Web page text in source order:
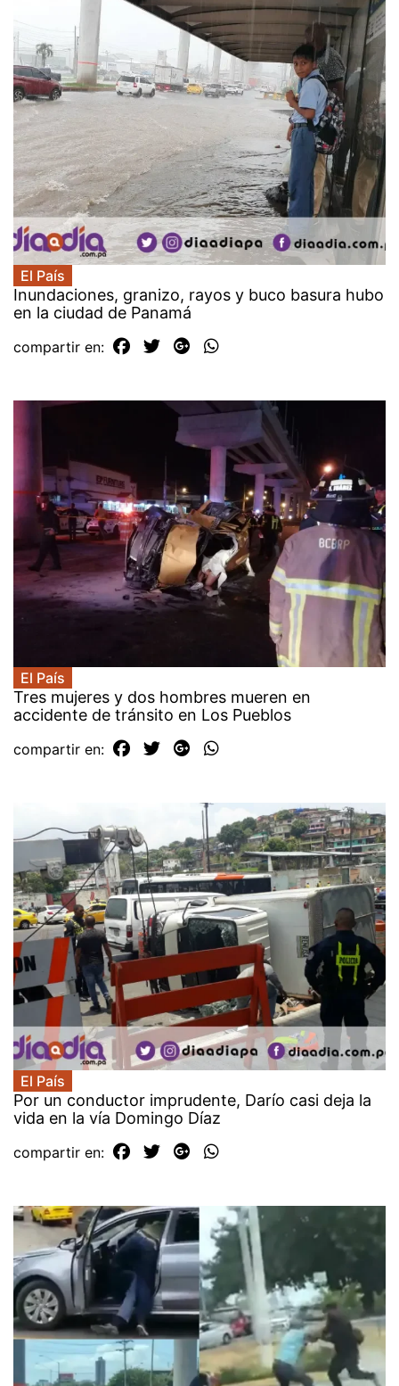
El País
Inundaciones, granizo, rayos y buco basura hubo
en la ciudad de Panamá
compartir en:
El País
Tres mujeres y dos hombres mueren en
accidente de tránsito en Los Pueblos
compartir en:
El País
Por un conductor imprudente, Darío casi deja la
vida en la vía Domingo Díaz
compartir en: